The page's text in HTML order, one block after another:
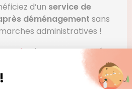
d’un service de
déménagement sans
administratives !
, les agences Azaé
votre aide-ménager à